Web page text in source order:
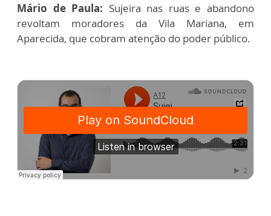
Mário de Paula: Sujeira nas ruas e abandono
revoltam moradores da Vila Mariana, em
Aparecida, que cobram atenção do poder público.